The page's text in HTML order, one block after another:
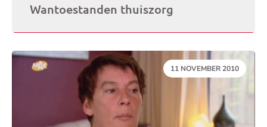
Wantoestanden thuiszorg
DATUM:
11 NOVEMBER 2010